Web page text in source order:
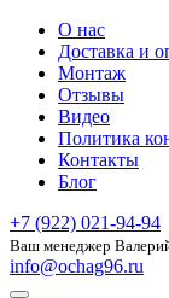
О нас
Доставка и
Монтаж
Отзывы
Видео
Политика
Контакты
Блог
+7 (922) 021-94-94
Ваш менеджер
info@ochag96.ru